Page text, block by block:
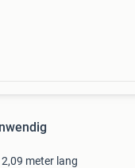
meter lang